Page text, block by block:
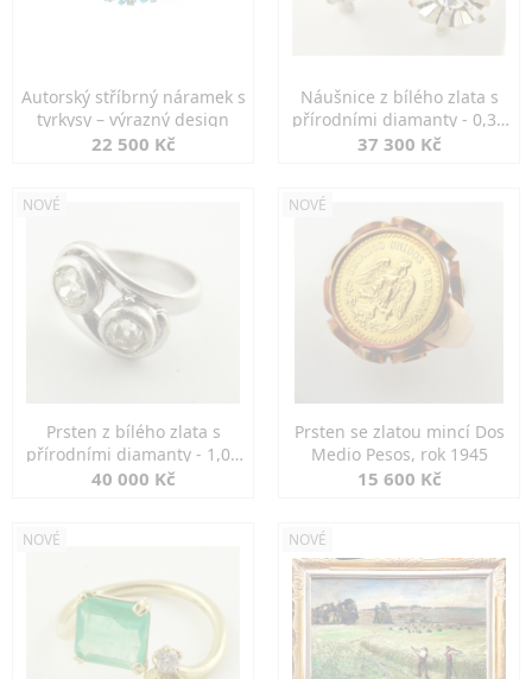
Autorský stříbrný náramek s
tyrkysy – výrazný design
22 500 Kč
Náušnice z bílého zlata s
přírodními diamanty - 0,30
ct
37 300 Kč
NOVÉ
Prsten z bílého zlata s
přírodními diamanty - 1,00
ct
40 000 Kč
NOVÉ
Prsten se zlatou mincí Dos
Medio Pesos, rok 1945
15 600 Kč
NOVÉ NOVÉ